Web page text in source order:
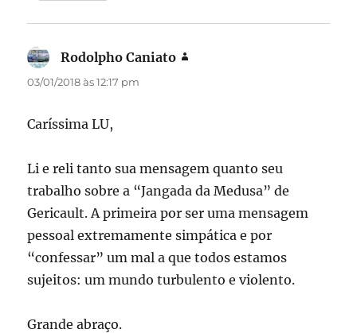
Rodolpho Caniato
03/01/2018 às 12:17 pm
Caríssima LU,
Li e reli tanto sua mensagem quanto seu
trabalho sobre a “Jangada da Medusa” de
Gericault. A primeira por ser uma mensagem
pessoal extremamente simpática e por
“confessar” um mal a que todos estamos
sujeitos: um mundo turbulento e violento.
Grande abraço.